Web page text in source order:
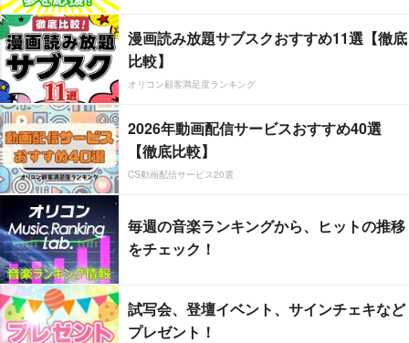
漫画読み放題サブスクおすすめ11選【徹底
比較】
オリコン顧客満足度ランキング
2026年動画配信サービスおすすめ40選
【徹底比較】
CS動画配信サービス20選
毎週の音楽ランキングから、ヒットの推移
をチェック！
試写会、登壇イベント、サインチェキなど
プレゼント！